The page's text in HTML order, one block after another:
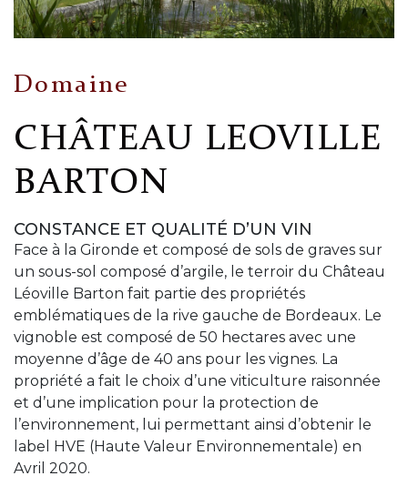
Domaine
CHÂTEAU LEOVILLE
BARTON
CONSTANCE ET QUALITÉ D’UN VIN
Face à la Gironde et composé de sols de graves sur
un sous-sol composé d’argile, le terroir du Château
Léoville Barton fait partie des propriétés
emblématiques de la rive gauche de Bordeaux. Le
vignoble est composé de 50 hectares avec une
moyenne d’âge de 40 ans pour les vignes. La
propriété a fait le choix d’une viticulture raisonnée
et d’une implication pour la protection de
l’environnement, lui permettant ainsi d’obtenir le
label HVE (Haute Valeur Environnementale) en
Avril 2020.